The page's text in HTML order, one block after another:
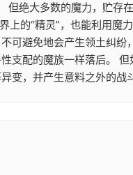
绝大多数的魔力，贮
的“精灵”，也能利用
避免地会产生领土纠
配的魔族一样落后。
变，并产生意料之外的